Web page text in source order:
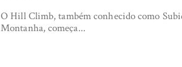
O Hill Climb, também conhecido como
Montanha, começa...